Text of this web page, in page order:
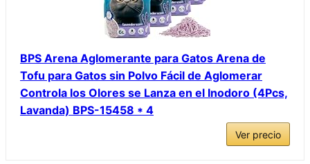
BPS Arena Aglomerante para Gatos Arena de
Tofu para Gatos sin Polvo Fácil de Aglomerar
Controla los Olores se Lanza en el Inodoro (4Pcs,
Lavanda) BPS-15458 * 4
Ver precio